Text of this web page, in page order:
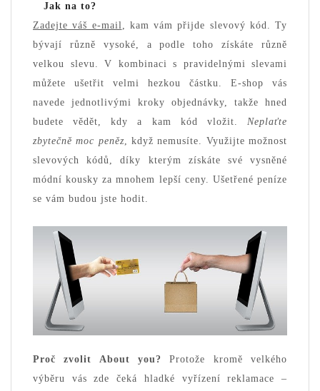
Jak na to?
Zadejte váš e-mail, kam vám přijde slevový kód. Ty
bývají různě vysoké, a podle toho získáte různě
velkou slevu. V kombinaci s pravidelnými slevami
můžete ušetřit velmi hezkou částku. E-shop vás
navede jednotlivými kroky objednávky, takže hned
budete vědět, kdy a kam kód vložit. Neplaťte
zbytečně moc peněz, když nemusíte. Využijte možnost
slevových kódů, díky kterým získáte své vysněné
módní kousky za mnohem lepší ceny. Ušetřené peníze
se vám budou jste hodit.
Proč zvolit About you?Protože kromě velkého
výběru vás zde čeká hladké vyřízení reklamace –